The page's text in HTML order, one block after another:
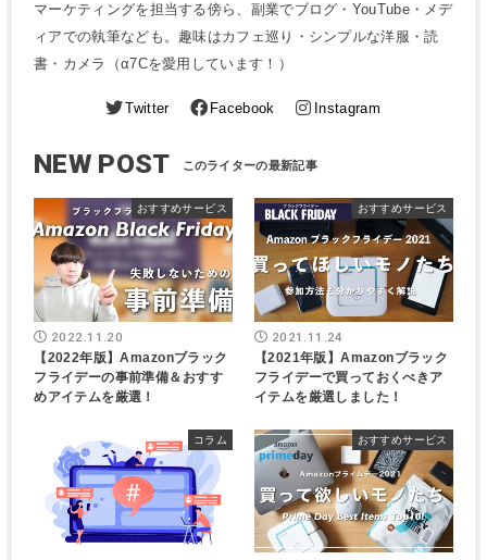
マーケティングを担当する傍ら、副業でブログ・YouTube・メデ
ィアでの執筆なども。趣味はカフェ巡り・シンプルな洋服・読
書・カメラ（α7Cを愛用しています！）
Twitter Facebook Instagram
NEW POST
おすすめサービス
2022.11.20
【2022年版】Amazonブラック
フライデーの事前準備＆おすす
めアイテムを厳選！
おすすめサービス
2021.11.24
【2021年版】Amazonブラック
フライデーで買っておくべきア
イテムを厳選しました！
コラム おすすめサービス